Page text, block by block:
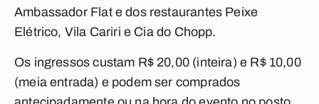
Ambassador Flat e dos restaurantes Peixe
Elétrico, Vila Cariri e Cia do Chopp.
Os ingressos custam R$ 20,00 (inteira) e R$ 10,00
(meia entrada) e podem ser comprados